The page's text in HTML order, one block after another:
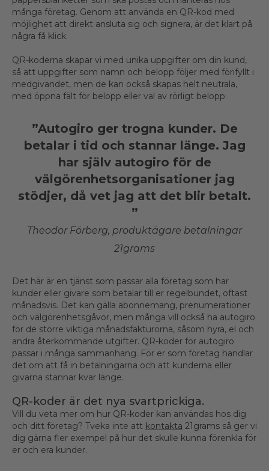
många företag. Genom att använda en QR-kod med
möjlighet att direkt ansluta sig och signera, är det klart på
några få klick.
QR-koderna skapar vi med unika uppgifter om din kund,
så att uppgifter som namn och belopp följer med förifyllt i
medgivandet, men de kan också skapas helt neutrala,
med öppna fält för belopp eller val av rörligt belopp.
”Autogiro ger trogna kunder. De
betalar i tid och stannar länge. Jag
har själv autogiro för de
välgörenhetsorganisationer jag
stödjer, då vet jag att det blir betalt.
”
Theodor Förberg, produktägare betalningar
21grams
Det här är en tjänst som passar alla företag som har
kunder eller givare som betalar till er regelbundet, oftast
månadsvis. Det kan gälla abonnemang, prenumerationer
och välgörenhetsgåvor, men många vill också ha autogiro
för de större viktiga månadsfakturorna, såsom hyra, el och
andra återkommande utgifter. QR-koder för autogiro
passar i många sammanhang. För er som företag handlar
det om att få in betalningarna och att kunderna eller
givarna stannar kvar länge.
QR-koder är det nya svartprickiga.
Vill du veta mer om hur QR-koder kan användas hos dig
och ditt företag? Tveka inte att kontakta 21grams så ger vi
dig gärna fler exempel på hur det skulle kunna förenkla för
er och era kunder.